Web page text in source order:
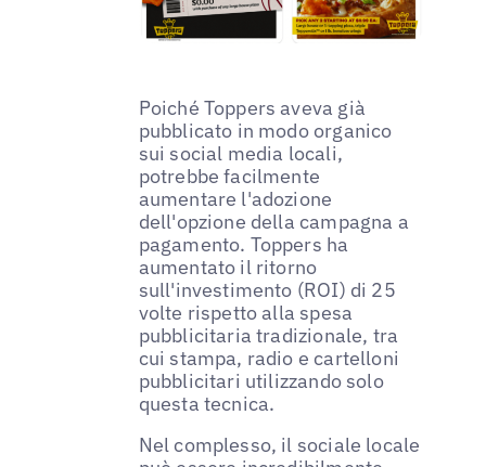
Poiché Toppers aveva già
pubblicato in modo organico
sui social media locali,
potrebbe facilmente
aumentare l'adozione
dell'opzione della campagna a
pagamento. Toppers ha
aumentato il ritorno
sull'investimento (ROI) di 25
volte rispetto alla spesa
pubblicitaria tradizionale, tra
cui stampa, radio e cartelloni
pubblicitari utilizzando solo
questa tecnica.
Nel complesso, il sociale locale